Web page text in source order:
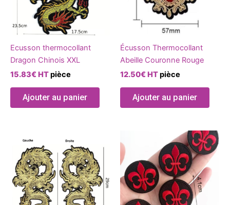
Ecusson thermocollant
Dragon Chinois XXL
15.83€HTpièce
Ajouter au panier
Écusson Thermocollant
Abeille Couronne Rouge
12.50€HTpièce
Ajouter au panier
produit
plusieurs
variations.